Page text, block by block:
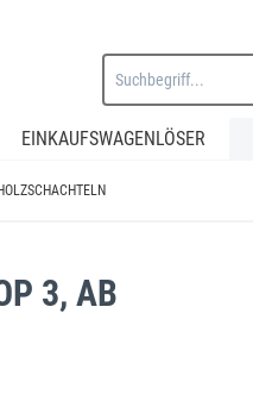
EINKAUFSWAGENLÖSER
3, AB